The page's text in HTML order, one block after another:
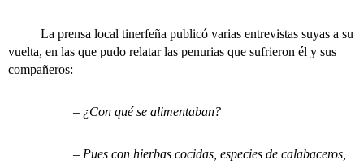
La prensa local tinerfeña publicó varias entrevistas suyas a su
vuelta, en las que pudo relatar las penurias que sufrieron él y sus
compañeros:
– ¿Con qué se alimentaban?
– Pues con hierbas cocidas, especies de calabaceros,